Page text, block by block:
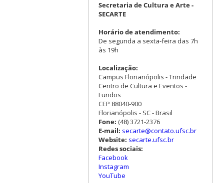
Secretaria de Cultura e Arte -
SECARTE
Horário de atendimento:
De segunda a sexta-feira das 7h
às 19h
Localização:
Campus Florianópolis - Trindade
Centro de Cultura e Eventos -
Fundos
CEP 88040-900
Florianópolis - SC - Brasil
Fone: (48) 3721-2376
E-mail: secarte@contato.ufsc.br
Website: secarte.ufsc.br
Redes sociais:
Facebook
Instagram
YouTube